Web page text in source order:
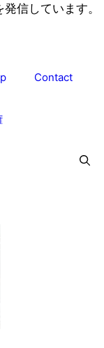
信しています。
Contact